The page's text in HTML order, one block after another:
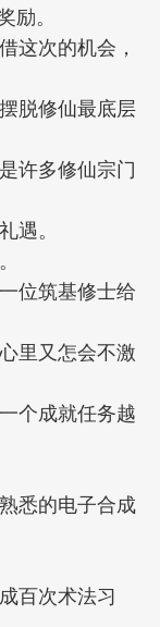
。
这次的机会，
脱修仙最底层
许多修仙宗门
。
位筑基修士给
里又怎会不激
个成就任务越
悉的电子合成
百次术法习